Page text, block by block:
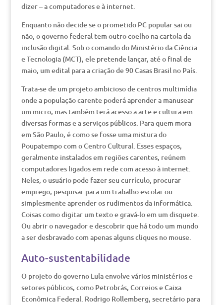
dizer – a computadores e à internet.
Enquanto não decide se o prometido PC popular sai ou
não, o governo federal tem outro coelho na cartola da
inclusão digital. Sob o comando do Ministério da Ciência
e Tecnologia (MCT), ele pretende lançar, até o final de
maio, um edital para a criação de 90 Casas Brasil no País.
Trata-se de um projeto ambicioso de centros multimídia
onde a população carente poderá aprender a manusear
um micro, mas também terá acesso a arte e cultura em
diversas formas e a serviços públicos. Para quem mora
em São Paulo, é como se fosse uma mistura do
Poupatempo com o Centro Cultural. Esses espaços,
geralmente instalados em regiões carentes, reúnem
computadores ligados em rede com acesso à internet.
Neles, o usuário pode fazer seu currículo, procurar
emprego, pesquisar para um trabalho escolar ou
simplesmente aprender os rudimentos da informática.
Coisas como digitar um texto e gravá-lo em um disquete.
Ou abrir o navegador e descobrir que há todo um mundo
a ser desbravado com apenas alguns cliques no mouse.
Auto-sustentabilidade
O projeto do governo Lula envolve vários ministérios e
setores públicos, como Petrobrás, Correios e Caixa
Econômica Federal. Rodrigo Rollemberg, secretário para